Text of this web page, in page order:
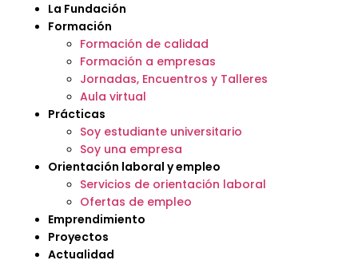
La Fundación
Formación
Formación de calidad
Formación a empresas
Jornadas, Encuentros y Talleres
Aula virtual
Prácticas
Soy estudiante universitario
Soy una empresa
Orientación laboral y empleo
Servicios de orientación laboral
Ofertas de empleo
Emprendimiento
Proyectos
Actualidad